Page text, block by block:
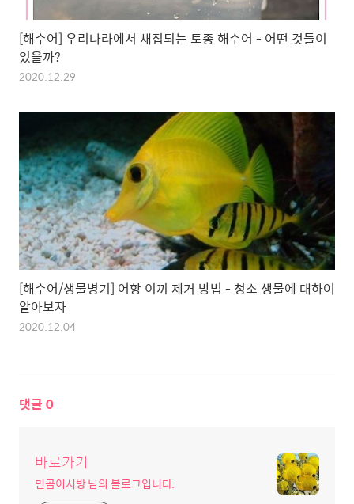
[해수어] 우리나라에서 채집되는 토종 해수어 - 어떤 것들이
있을까?
2020.12.29
[해수어/생물병기] 어항 이끼 제거 방법 - 청소 생물에 대하여
알아보자
2020.12.04
댓글 0
바로가기
민곰이서방 님의 블로그입니다.